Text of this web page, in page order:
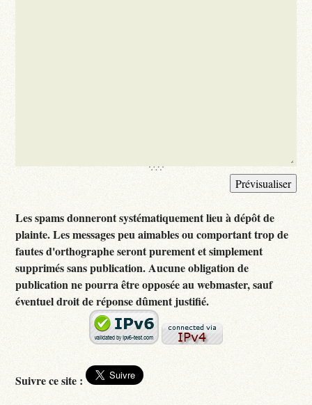
Les spams donneront systématiquement lieu à dépôt de
plainte. Les messages peu aimables ou comportant trop de
fautes d'orthographe seront purement et simplement
supprimés sans publication. Aucune obligation de
publication ne pourra être opposée au webmaster, sauf
éventuel droit de réponse dûment justifié.
Suivre ce site :